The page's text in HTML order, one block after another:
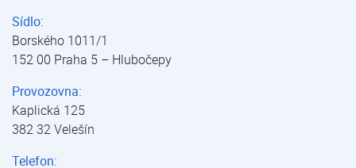
Sídlo:
Borského 1011/1
152 00 Praha 5 – Hlubočepy
Provozovna:
Kaplická 125
382 32 Velešín
Telefon: